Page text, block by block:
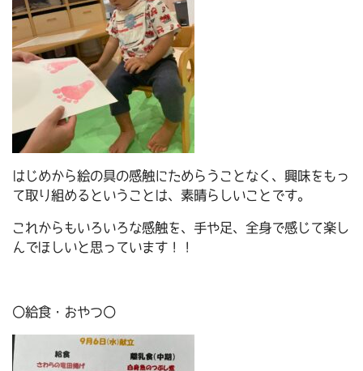
はじめから絵の具の感触にためらうことなく、興味をもっ
て取り組めるということは、素晴らしいことです。
これからもいろいろな感触を、手や足、全身で感じて楽し
んでほしいと思っています！！
〇給食・おやつ〇